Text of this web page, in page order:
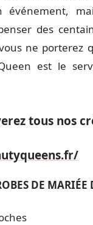
événement,
des
ne porterez
est le
tous nos
DE MARIÉE